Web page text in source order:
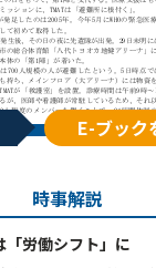
E-ブック
時事解説
労働シフト」に